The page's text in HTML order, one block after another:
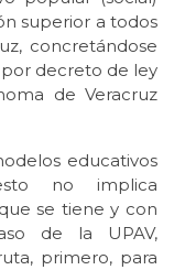
superior a todos
concretándose
decreto de ley
de Veracruz
educativos
no implica
se tiene y con
de la UPAV,
primero, para